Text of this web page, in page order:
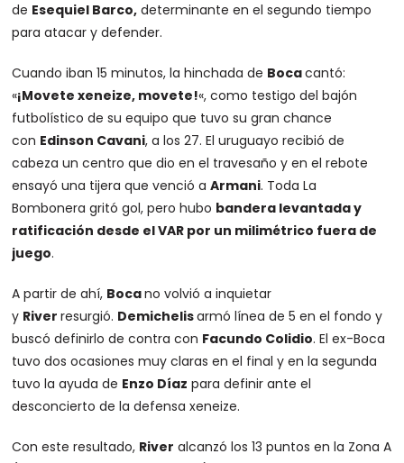
de Esequiel Barco, determinante en el segundo tiempo
para atacar y defender.
Cuando iban 15 minutos, la hinchada de Bocacantó:
«¡Movete xeneize, movete!«, como testigo del bajón
futbolístico de su equipo que tuvo su gran chance
con Edinson Cavani, a los 27. El uruguayo recibió de
cabeza un centro que dio en el travesaño y en el rebote
ensayó una tijera que venció aArmani. Toda La
Bombonera gritó gol, pero hubo bandera levantada y
ratificación desde el VAR por un milimétrico fuera de
juego.
A partir de ahí, Bocano volvió a inquietar
y Riverresurgió. Demichelisarmó línea de 5 en el fondo y
buscó definirlo de contra con Facundo Colidio. El ex-Boca
tuvo dos ocasiones muy claras en el final y en la segunda
tuvo la ayuda de Enzo Díaz para definir ante el
desconcierto de la defensa xeneize.
Con este resultado, River alcanzó los 13 puntos en la Zona A